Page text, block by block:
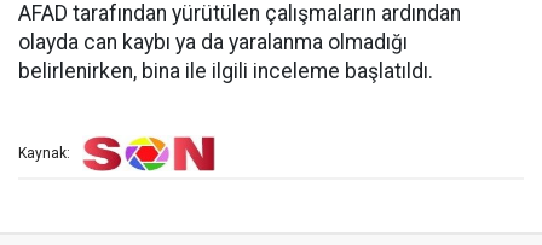
AFAD tarafından yürütülen çalışmaların ardından
olayda can kaybı ya da yaralanma olmadığı
belirlenirken, bina ile ilgili inceleme başlatıldı.
Kaynak: